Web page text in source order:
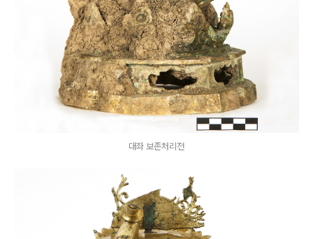
대좌 보존처리전